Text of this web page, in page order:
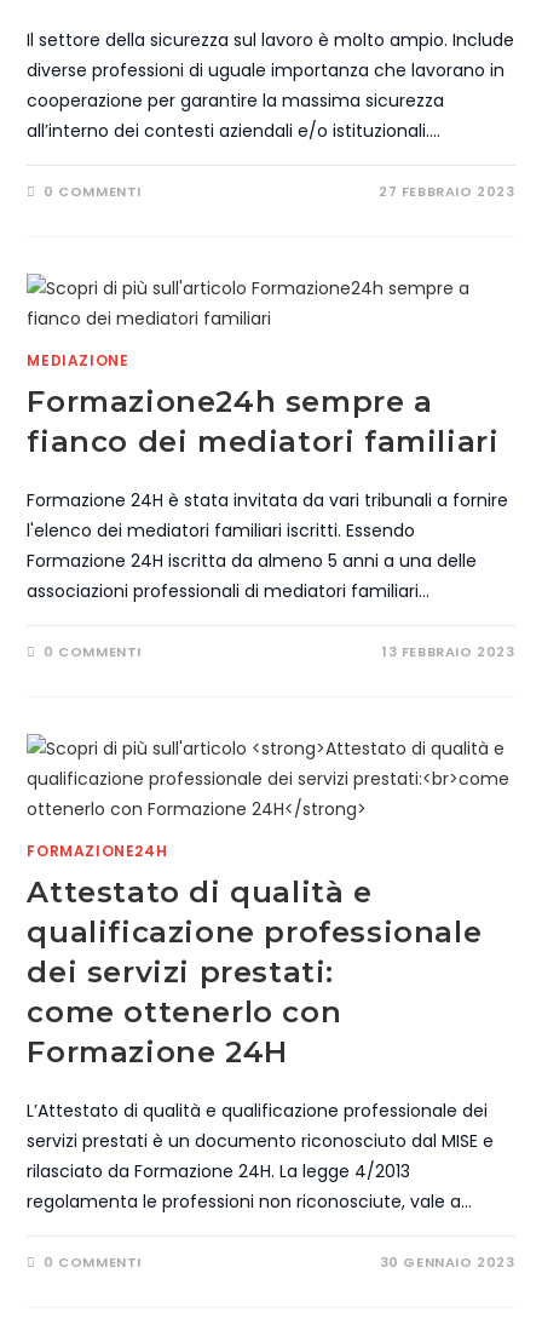
Il settore della sicurezza sul lavoro è molto ampio. Include
diverse professioni di uguale importanza che lavorano in
cooperazione per garantire la massima sicurezza
all’interno dei contesti aziendali e/o istituzionali.…
0 COMMENTI 27 FEBBRAIO 2023
MEDIAZIONE
Formazione24h sempre a
fianco dei mediatori familiari
Formazione 24H è stata invitata da vari tribunali a fornire
l'elenco dei mediatori familiari iscritti. Essendo
Formazione 24H iscritta da almeno 5 anni a una delle
associazioni professionali di mediatori familiari…
0 COMMENTI 13 FEBBRAIO 2023
FORMAZIONE24H
Attestato di qualità e
qualificazione professionale
dei servizi prestati:
come ottenerlo con
Formazione 24H
L’Attestato di qualità e qualificazione professionale dei
servizi prestati è un documento riconosciuto dal MISE e
rilasciato da Formazione 24H. La legge 4/2013
regolamenta le professioni non riconosciute, vale a…
0 COMMENTI 30 GENNAIO 2023